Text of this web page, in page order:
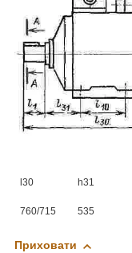
l30 h31
760/715 535
Приховати